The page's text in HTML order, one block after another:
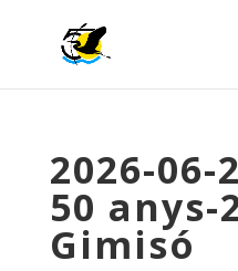
2026-06-
50 anys-
Gimisó